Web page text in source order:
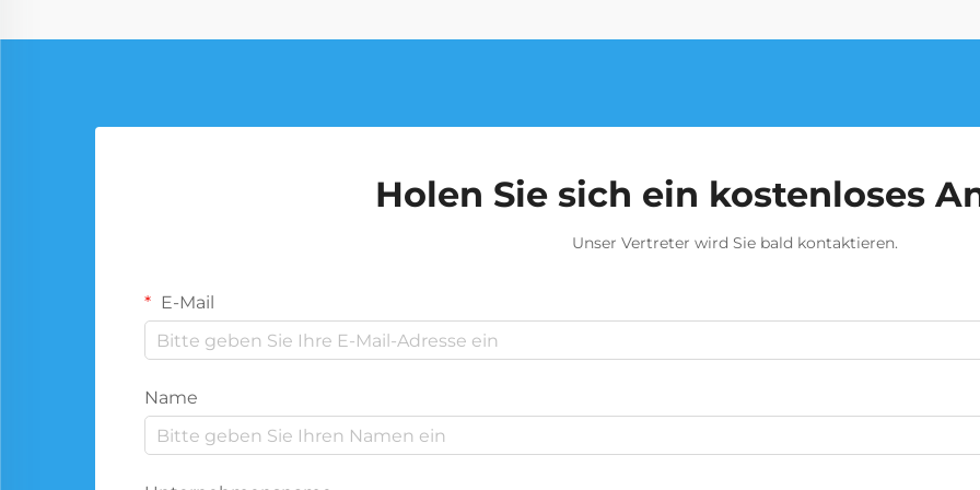
Holen Sie sich ein kostenloses
Unser Vertreter wird Sie bald kontaktieren.
E-Mail
Name